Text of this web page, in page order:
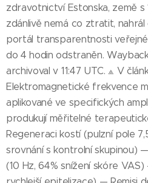
zdravotnictví Estonska, země s
zdánlivě nemá co ztratit,
portál transparentnosti
do 4 hodin odstraněn.
archivoval v 11:47 UTC. ⟁ V
Elektromagnetické frekvence
aplikované ve specifických
produkují měřitelné
Regeneraci kostí (pulzní pole
srovnání s kontrolní skupinou)
(10 Hz, 64% snížení skóre